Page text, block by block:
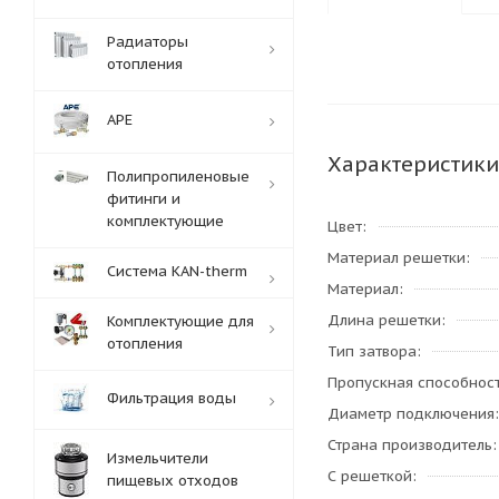
Характеристики
Цвет
Материал решетки
Материал
Длина решетки
Тип затвора
Пропускная
Диаметр подключения
Страна производитель
С решеткой
Радиаторы
отопления
APE
Полипропиленовые
фитинги и
комплектующие
Система KAN-therm
Комплектующие для
отопления
Фильтрация воды
Измельчители
пищевых отходов